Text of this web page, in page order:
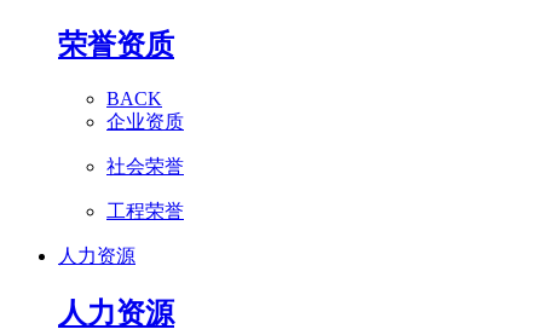
荣誉资质
BACK
企业资质
社会荣誉
工程荣誉
人力资源
人力资源